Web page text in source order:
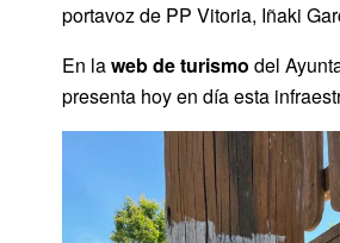
portavoz de PP Vitoria, Iñaki
En laweb de turismo del
presenta hoy en día esta